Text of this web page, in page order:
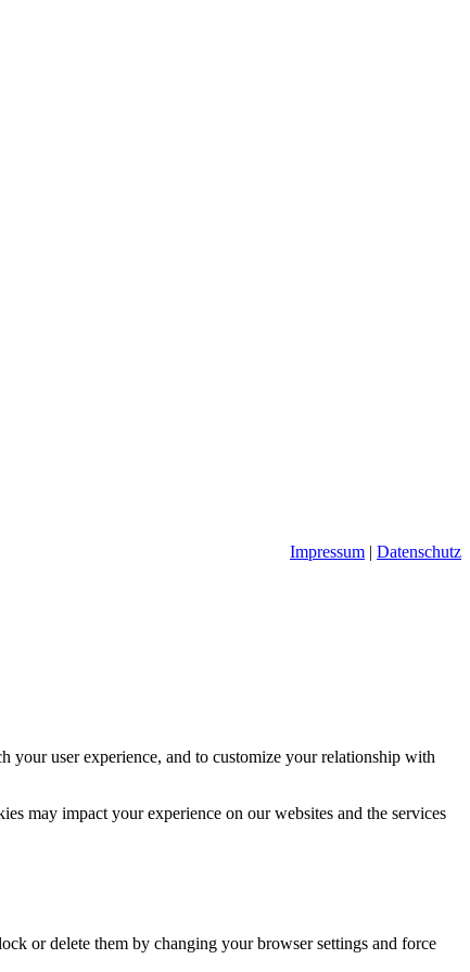
Impressum | Datenschutz
your user experience, and to customize your relationship with
may impact your experience on our websites and the services
or delete them by changing your browser settings and force